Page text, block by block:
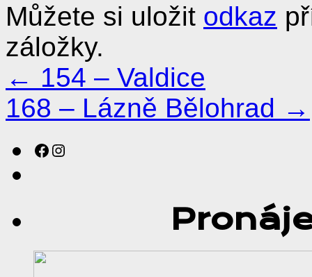
Můžete si uložit odkaz
záložky.
← 154 – Valdice
168 – Lázně Bělohrad →
Sledujte nás na sociálních sítích!Instagram